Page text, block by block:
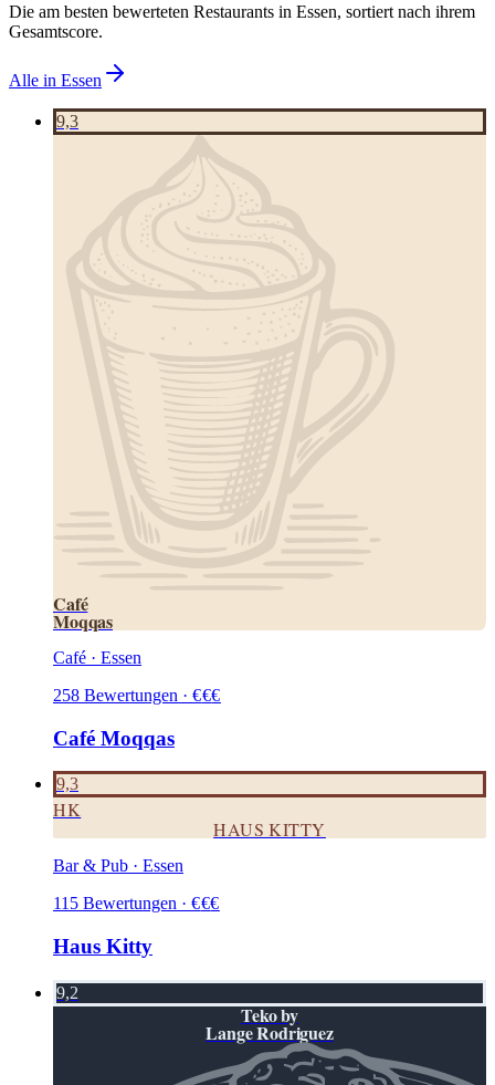
Die am besten bewerteten Restaurants in Essen, sortiert nach ihrem
Gesamtscore.
Alle in Essen
9,3
Café
Moqqas
Café · Essen
258 Bewertungen · €€€
Café Moqqas
9,3
HK
HAUS KITTY
Bar & Pub · Essen
115 Bewertungen · €€€
Haus Kitty
9,2
Teko by
Lange Rodriguez